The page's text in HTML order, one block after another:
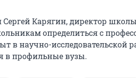
Сергей Карягин, директор
определиться с
в научно-исследовательской
в профильные вузы.